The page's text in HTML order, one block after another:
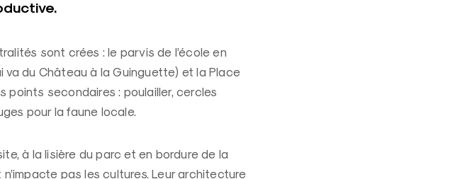
sont crées : le parvis de l’école en
va du Château à la Guinguette) et la Place
points secondaires : poulailler, cercles
pour la faune locale.
à la lisière du parc et en bordure de la
pas les cultures. Leur architecture